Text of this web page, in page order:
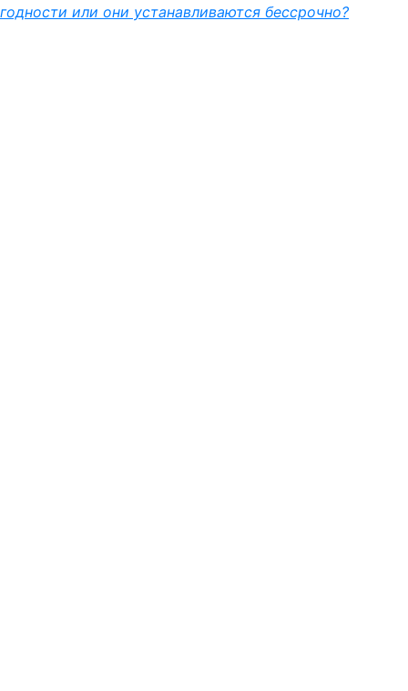
годности или они устанавливаются бессрочно?